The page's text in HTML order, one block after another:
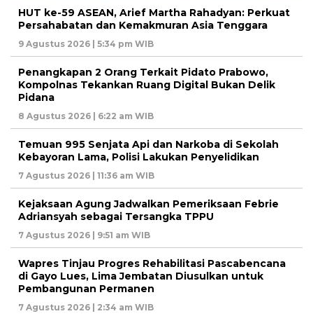
HUT ke-59 ASEAN, Arief Martha Rahadyan: Perkuat
Persahabatan dan Kemakmuran Asia Tenggara
9 Agustus 2026 | 5:34 pm WIB
Penangkapan 2 Orang Terkait Pidato Prabowo,
Kompolnas Tekankan Ruang Digital Bukan Delik
Pidana
8 Agustus 2026 | 6:22 am WIB
Temuan 995 Senjata Api dan Narkoba di Sekolah
Kebayoran Lama, Polisi Lakukan Penyelidikan
7 Agustus 2026 | 11:36 am WIB
Kejaksaan Agung Jadwalkan Pemeriksaan Febrie
Adriansyah sebagai Tersangka TPPU
7 Agustus 2026 | 9:51 am WIB
Wapres Tinjau Progres Rehabilitasi Pascabencana
di Gayo Lues, Lima Jembatan Diusulkan untuk
Pembangunan Permanen
7 Agustus 2026 | 2:34 am WIB